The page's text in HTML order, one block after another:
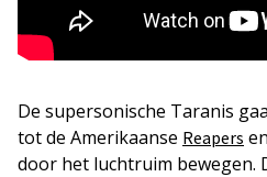
De supersonische Taranis
tot de Amerikaanse Reapers en
door het luchtruim bewegen.